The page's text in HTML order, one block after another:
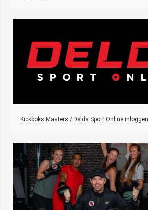
Kickboks Masters / Delda Sport Online inloggen